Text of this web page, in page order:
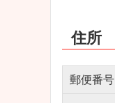
住所
郵便番号